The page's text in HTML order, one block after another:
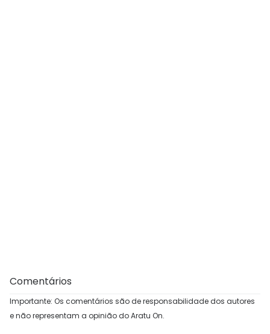
Comentários
Importante: Os comentários são de responsabilidade dos autores
e não representam a opinião do Aratu On.